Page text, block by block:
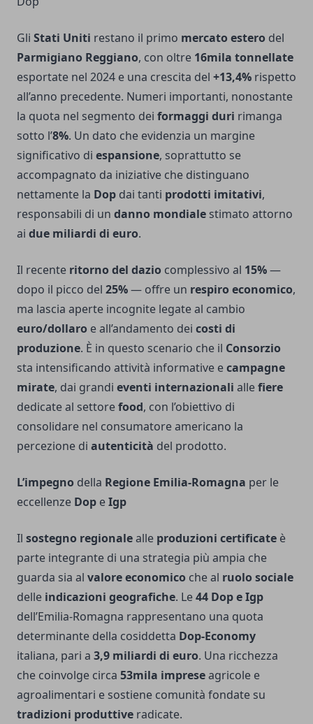
Gli Stati Uniti restano il primo mercato estero del
Parmigiano Reggiano, con oltre 16mila tonnellate
esportate nel 2024 e una crescita del +13,4% rispetto
all’anno precedente. Numeri importanti, nonostante
la quota nel segmento dei formaggi duri rimanga
sotto l’8%. Un dato che evidenzia un margine
significativo di espansione, soprattutto se
accompagnato da iniziative che distinguano
nettamente la Dop dai tanti prodotti imitativi,
responsabili di un danno mondiale stimato attorno
ai due miliardi di euro.
Il recente ritorno del dazio complessivo al 15%—
dopo il picco del 25%— offre un respiro economico,
ma lascia aperte incognite legate al cambio
euro/dollaro e all’andamento dei costi di
produzione. È in questo scenario che il Consorzio
sta intensificando attività informative ecampagne
mirate, dai grandi eventi internazionali allefiere
dedicate al settorefood, con l’obiettivo di
consolidare nel consumatore americano la
percezione di autenticità del prodotto.
L’impegno della Regione Emilia-Romagna per le
eccellenze Dop eIgp
Il sostegno regionalealle produzioni certificate è
parte integrante di una strategia più ampia che
guarda sia al valore economico che al ruolo sociale
delle indicazioni geografiche. Le44 Dop e Igp
dell’Emilia-Romagna rappresentano una quota
determinante della cosiddetta Dop-Economy
italiana, pari a 3,9 miliardi di euro. Una ricchezza
che coinvolge circa 53mila impreseagricole e
agroalimentari e sostiene comunità fondate su
tradizioni produttive radicate.